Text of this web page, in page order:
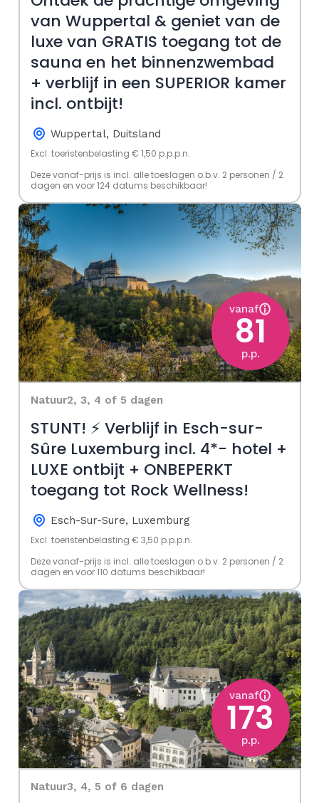
van Wuppertal & geniet van de
luxe van GRATIS toegang tot de
sauna en het binnenzwembad
+ verblijf in een SUPERIOR kamer
incl. ontbijt!
Wuppertal, Duitsland
Excl. toeristenbelasting € 1,50 p.p.p.n.
Deze vanaf-prijs is incl. alle toeslagen o.b.v. 2 personen / 2
dagen en voor 124 datums beschikbaar!
vanaf
81
p.p.
Natuur2, 3, 4 of 5 dagen
STUNT! ⚡️ Verblijf in Esch-sur-
Sûre Luxemburg incl. 4*- hotel +
LUXE ontbijt + ONBEPERKT
toegang tot Rock Wellness!
Esch-Sur-Sure, Luxemburg
Excl. toeristenbelasting € 3,50 p.p.p.n.
Deze vanaf-prijs is incl. alle toeslagen o.b.v. 2 personen / 2
dagen en voor 110 datums beschikbaar!
vanaf
173
p.p.
Natuur3, 4, 5 of 6 dagen